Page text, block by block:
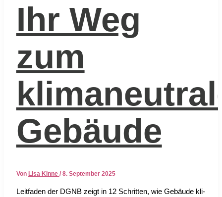
Ihr Weg
zum
Gebäude
Von Lisa Kinne / 8. September 2025
Leit­fa­den der DGNB zeigt in 12 Schrit­ten, wie Gebäu­de kli­